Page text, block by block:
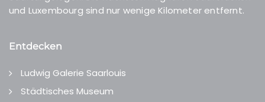
und Luxembourg sind nur wenige Kilometer entfernt.
Entdecken
Ludwig Galerie Saarlouis
Städtisches Museum